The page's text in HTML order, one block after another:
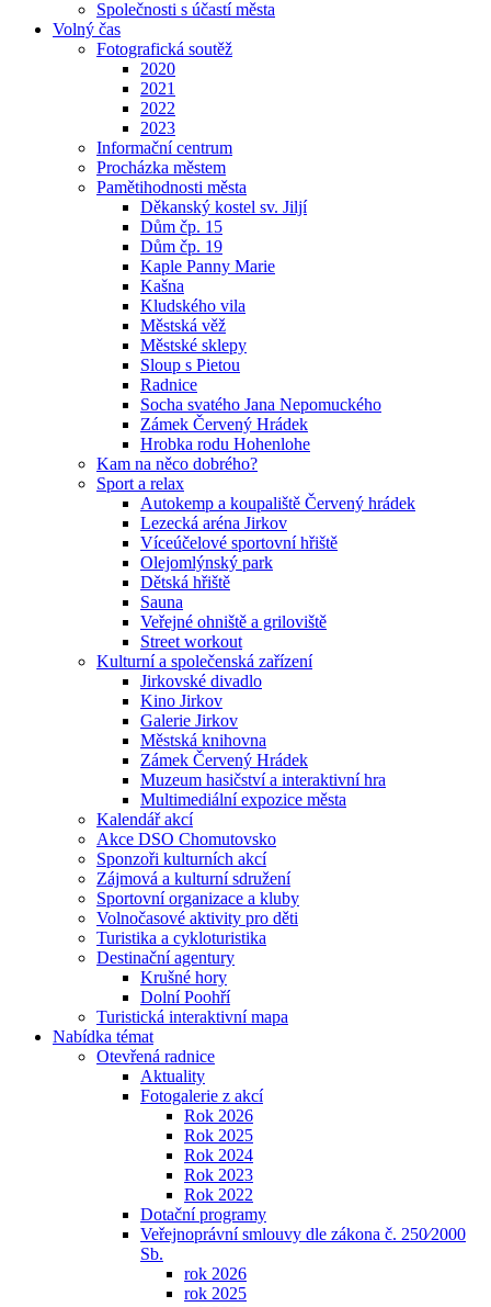
Společnosti s účastí města
Volný čas
Fotografická soutěž
2020
2021
2022
2023
Informační centrum
Procházka městem
Pamětihodnosti města
Děkanský kostel sv. Jiljí
Dům čp. 15
Dům čp. 19
Kaple Panny Marie
Kašna
Kludského vila
Městská věž
Městské sklepy
Sloup s Pietou
Radnice
Socha svatého Jana Nepomuckého
Zámek Červený Hrádek
Hrobka rodu Hohenlohe
Kam na něco dobrého?
Sport a relax
Autokemp a koupaliště Červený hrádek
Lezecká aréna Jirkov
Víceúčelové sportovní hřiště
Olejomlýnský park
Dětská hřiště
Sauna
Veřejné ohniště a griloviště
Street workout
Kulturní a společenská zařízení
Jirkovské divadlo
Kino Jirkov
Galerie Jirkov
Městská knihovna
Zámek Červený Hrádek
Muzeum hasičství a interaktivní hra
Multimediální expozice města
Kalendář akcí
Akce DSO Chomutovsko
Sponzoři kulturních akcí
Zájmová a kulturní sdružení
Sportovní organizace a kluby
Volnočasové aktivity pro děti
Turistika a cykloturistika
Destinační agentury
Krušné hory
Dolní Poohří
Turistická interaktivní mapa
Nabídka témat
Otevřená radnice
Aktuality
Fotogalerie z akcí
Rok 2026
Rok 2025
Rok 2024
Rok 2023
Rok 2022
Dotační programy
Veřejnoprávní smlouvy dle zákona č. 250⁄2000
Sb.
rok 2026
rok 2025